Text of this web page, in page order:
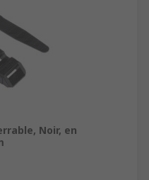
Noir, en